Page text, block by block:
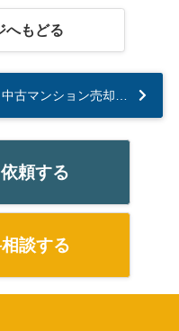
へもどる
頼する
談する